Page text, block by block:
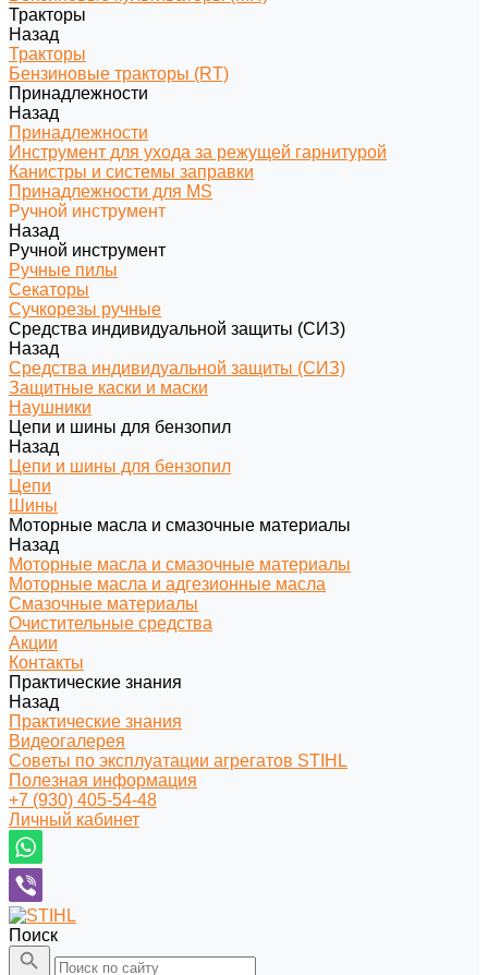
Тракторы
Назад
Тракторы
Бензиновые тракторы (RT)
Принадлежности
Назад
Принадлежности
Инструмент для ухода за режущей гарнитурой
Канистры и системы заправки
Принадлежности для MS
Ручной инструмент
Назад
Ручной инструмент
Ручные пилы
Секаторы
Сучкорезы ручные
Средства индивидуальной защиты (СИЗ)
Назад
Средства индивидуальной защиты (СИЗ)
Защитные каски и маски
Наушники
Цепи и шины для бензопил
Назад
Цепи и шины для бензопил
Цепи
Шины
Моторные масла и смазочные материалы
Назад
Моторные масла и смазочные материалы
Моторные масла и адгезионные масла
Смазочные материалы
Очистительные средства
Акции
Контакты
Практические знания
Назад
Практические знания
Видеогалерея
Советы по эксплуатации агрегатов STIHL
Полезная информация
+7 (930) 405-54-48
Личный кабинет
Поиск